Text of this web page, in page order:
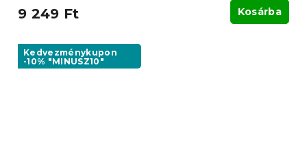
9 249 Ft Kosárba
Kedvezménykupon
-10% "MINUSZ10"